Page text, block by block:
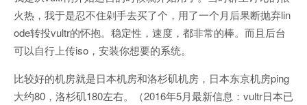
火热，我于是忍不住剁手去买了个，用了一个月后果断抛弃lin
ode转投vultr的怀抱。稳定性，速度，都非常的棒。而且后台
可以自行上传iso，安装你想要的系统。
比较好的机房就是日本机房和洛杉矶机房，日本东京机房ping
大约80，洛杉矶180左右。（2016年5月最新信息：vultr日本已